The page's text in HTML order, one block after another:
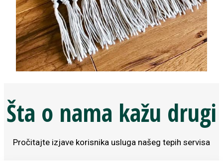
Šta o nama kažu drugi
Pročitajte izjave korisnika usluga našeg tepih servisa